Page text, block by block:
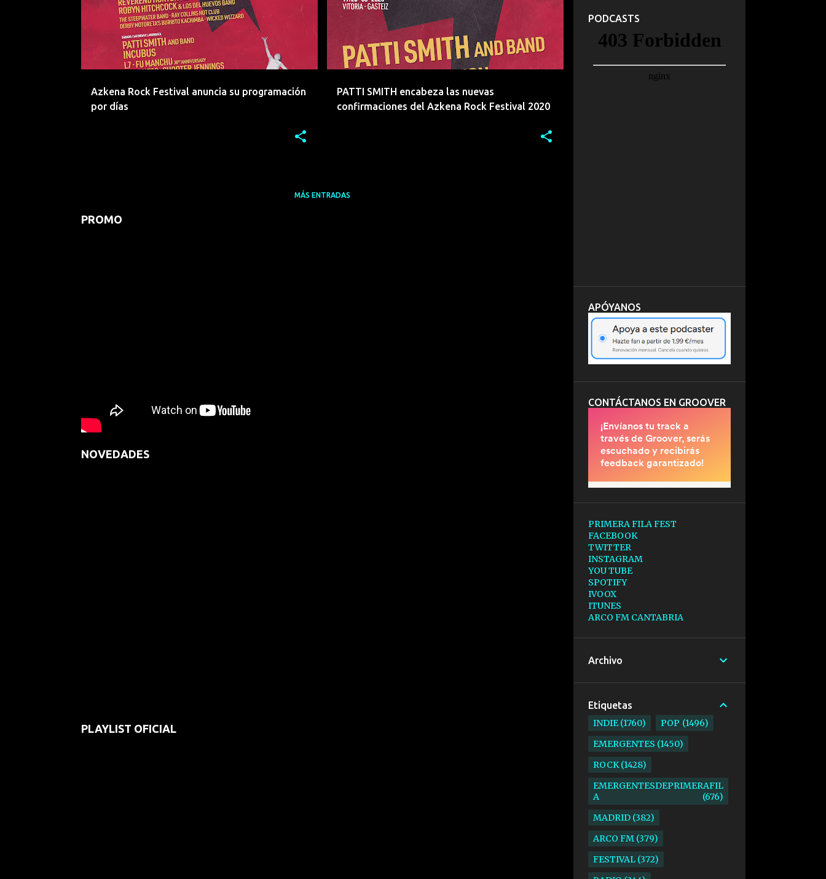
Azkena Rock Festival anuncia su programación
por días
PATTI SMITH encabeza las nuevas
confirmaciones del Azkena Rock Festival 2020
MÁS ENTRADAS
PROMO
NOVEDADES
PLAYLIST OFICIAL
PODCASTS
APÓYANOS
CONTÁCTANOS EN GROOVER
PRIMERA FILA FEST
FACEBOOK
TWITTER
INSTAGRAM
YOU TUBE
SPOTIFY
IVOOX
ITUNES
ARCO FM CANTABRIA
Archivo
Etiquetas
INDIE 1760 POP 1496
EMERGENTES 1450
ROCK 1428
EMERGENTESDEPRIMERAFIL
A
676
MADRID 382
ARCO FM 379
FESTIVAL 372